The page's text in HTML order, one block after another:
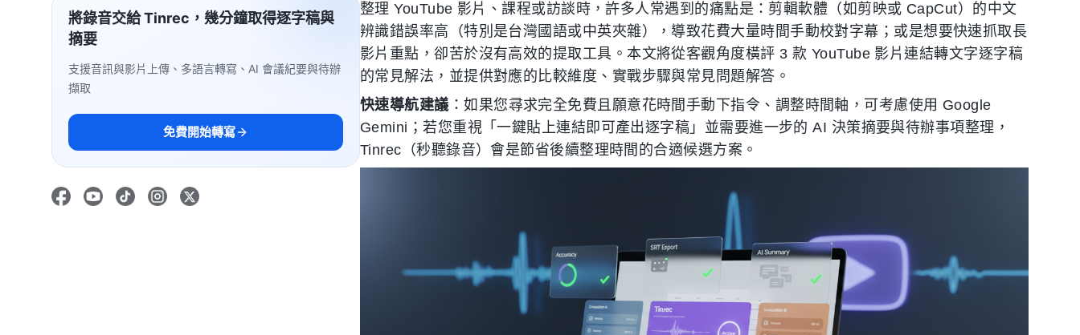
將錄音交給 Tinrec，幾分鐘取得逐字稿與
摘要
支援音訊與影片上傳、多語言轉寫、AI 會議紀要與待辦
擷取
免費開始轉寫
整理 YouTube 影片、課程或訪談時，許多人常遇到的痛點是：剪輯軟體（如剪映或 CapCut）的中文
辨識錯誤率高（特別是台灣國語或中英夾雜），導致花費大量時間手動校對字幕；或是想要快速抓取長
影片重點，卻苦於沒有高效的提取工具。本文將從客觀角度橫評 3 款 YouTube 影片連結轉文字逐字稿
的常見解法，並提供對應的比較維度、實戰步驟與常見問題解答。
快速導航建議 ：如果您尋求完全免費且願意花時間手動下指令、調整時間軸，可考慮使用 Google
Gemini；若您重視「一鍵貼上連結即可產出逐字稿」並需要進一步的 AI 決策摘要與待辦事項整理，
Tinrec（秒聽錄音）會是節省後續整理時間的合適候選方案。